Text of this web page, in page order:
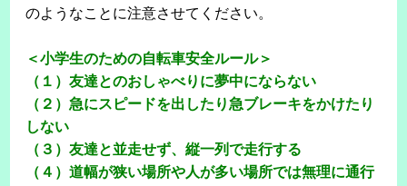
のようなことに注意させてください。
＜小学生のための自転車安全ルール＞
（１）友達とのおしゃべりに夢中にならない
（２）急にスピードを出したり急ブレーキをかけたり
しない
（３）友達と並走せず、縦一列で走行する
（４）道幅が狭い場所や人が多い場所では無理に通行